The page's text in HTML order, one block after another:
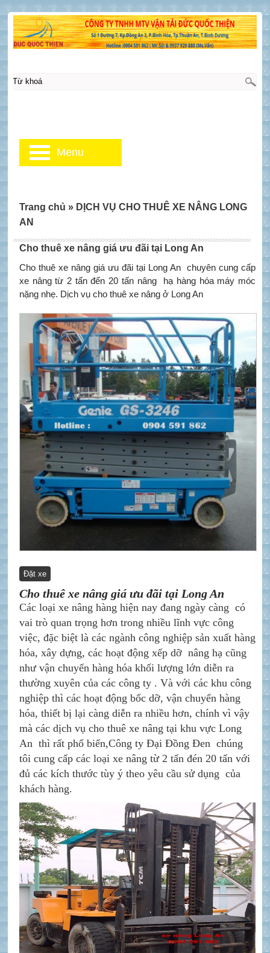
Cho thuê xe nâng giá ưu đãi tại Long An
Cho thuê xe nâng giá ưu đãi tại Long An chuyên cung cấp
xe nâng từ 2 tấn đến 20 tấn nâng hạ hàng hóa máy móc
nặng nhẹ. Dịch vụ cho thuê xe nâng ở Long An
Đặt xe
Cho thuê xe nâng giá ưu đãi tại Long An
Các loại xe nâng hàng hiện nay đang ngày càng có
vai trò quan trọng hơn trong nhiều lĩnh vực công
việc, đặc biệt là các ngành công nghiệp sản xuất hàng
hóa, xây dựng, các hoạt động xếp dỡ nâng hạ cũng
như vận chuyển hàng hóa khối lượng lớn diễn ra
thường xuyên của các công ty . Và với các khu công
nghiệp thì các hoạt động bốc dỡ, vận chuyển hàng
hóa, thiết bị lại càng diễn ra nhiều hơn, chính vì vậy
mà các dịch vụ cho thuê xe nâng tại khu vực Long
An thì rất phổ biến,Công ty Đại Đồng Đen chúng
tôi cung cấp các loại xe nâng từ 2 tấn đén 20 tấn với
đủ các kích thước tùy ý theo yêu cầu sử dụng của
khách hàng.
Trang chủ » DỊCH VỤ CHO THUÊ XE NÂNG LONG
AN
Menu